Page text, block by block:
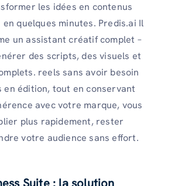
les idées en contenus
quelques minutes. Predis.ai Il
un assistant créatif complet –
des scripts, des visuels et
reels sans avoir besoin
en édition, tout en conservant
avec votre marque, vous
plus rapidement, rester
votre audience sans effort.
Suite : la solution